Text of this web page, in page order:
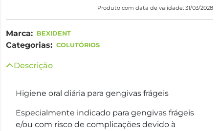
Produto com data de validade: 31/03/2028
Marca: BEXIDENT
Categorias: COLUTÓRIOS
Descrição
Higiene oral diária para gengivas frágeis
Especialmente indicado para gengivas frágeis
e/ou com risco de complicações devido à